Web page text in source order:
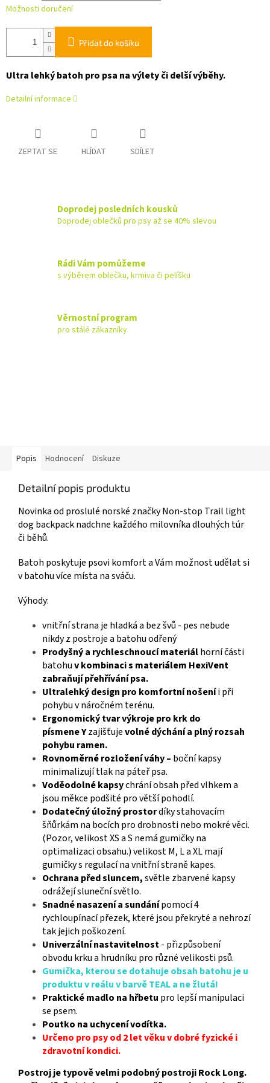
Možnosti doručení
Přidat do košíku
Ultra lehký batoh pro psa na výlety či delší výběhy.
Detailní informace
ZEPTAT SE HLÍDAT SDÍLET
Doprodej posledních kousků
Doprodej oblečků pro psy až se 40% slevou
Rádi Vám pomůžeme
s výběrem oblečku, krmiva či pelíšku
Věrnostní program
pro stálé zákazníky
Popis Hodnocení Diskuze
Detailní popis produktu
Novinka od proslulé norské značky Non-stop Trail light
dog backpack nadchne každého milovníka dlouhých túr
či běhů.
Batoh poskytuje psovi komfort a Vám možnost udělat si
v batohu více místa na sváču.
Výhody:
vnitřní strana je hladká a bez švů - pes nebude
nikdy z postroje a batohu odřený
Prodyšný a rychleschnoucí materiálhorní části
batohuv kombinaci s materiálem HexiVent
zabraňují přehřívání psa.
Ultralehký design pro komfortní nošeníi při
pohybu v náročném terénu.
Ergonomický tvar výkroje pro krk do
písmeneYzajišťujevolné dýchání a plný rozsah
pohybu ramen.
Rovnoměrné rozložení váhy – boční kapsy
minimalizují tlak na páteř psa.
Voděodolné kapsychrání obsah před vlhkem a
jsou měkce podšité pro větší pohodlí.
Dodatečný úložný prostordíky stahovacím
šňůrkám na bocích pro drobnosti nebo mokré věci.
(Pozor, velikost XS a S nemá gumičky na
optimalizaci obsahu.) velikost M, L a XL mají
gumičky s regulací na vnitřní straně kapes.
Ochrana před sluncem,světle zbarvené kapsy
odrážejí sluneční světlo.
Snadné nasazení a sundánípomocí 4
rychloupínací přezek, které jsou překryté a nehrozí
tak jejich poškození.
Univerzální nastavitelnost- přizpůsobení
obvodu krku a hrudníku pro různé velikosti psů.
Gumička, kterou se dotahuje obsah batohu je u
produktu v reálu v barvě TEAL a ne žlutá!
Praktické madlo na hřbetu pro lepší manipulaci
se psem.
Poutko na uchycení vodítka.
Určeno pro psy od 2 let věku v dobré fyzické i
zdravotní kondici.
Postroj je typově velmi podobný postroji Rock Long.